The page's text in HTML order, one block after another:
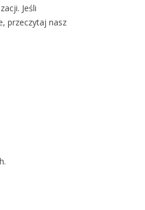
Jeśli
przeczytaj nasz